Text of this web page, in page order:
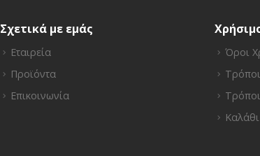
Σχετικά με εμάς
Εταιρεία
Προϊόντα
Επικοινωνία
Όροι